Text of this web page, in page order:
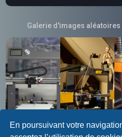
En poursuivant votre
Galerie d'images